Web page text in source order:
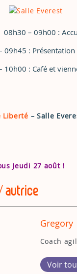
08h30 – 09h00 :
09h45 : Présentation
10h00 : Café et
Liberté – Salle
Jeudi 27 août !
autrice
Gregory
Coach
Voir